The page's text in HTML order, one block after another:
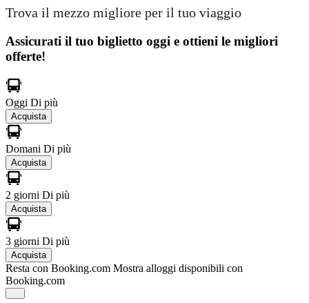
Trova il mezzo migliore per il tuo viaggio
Assicurati il ​​tuo biglietto oggi e ottieni le migliori
offerte!
Oggi Di più
Acquista
Domani Di più
Acquista
2 giorni Di più
Acquista
3 giorni Di più
Acquista
Resta con Booking.com Mostra alloggi disponibili con
Booking.com